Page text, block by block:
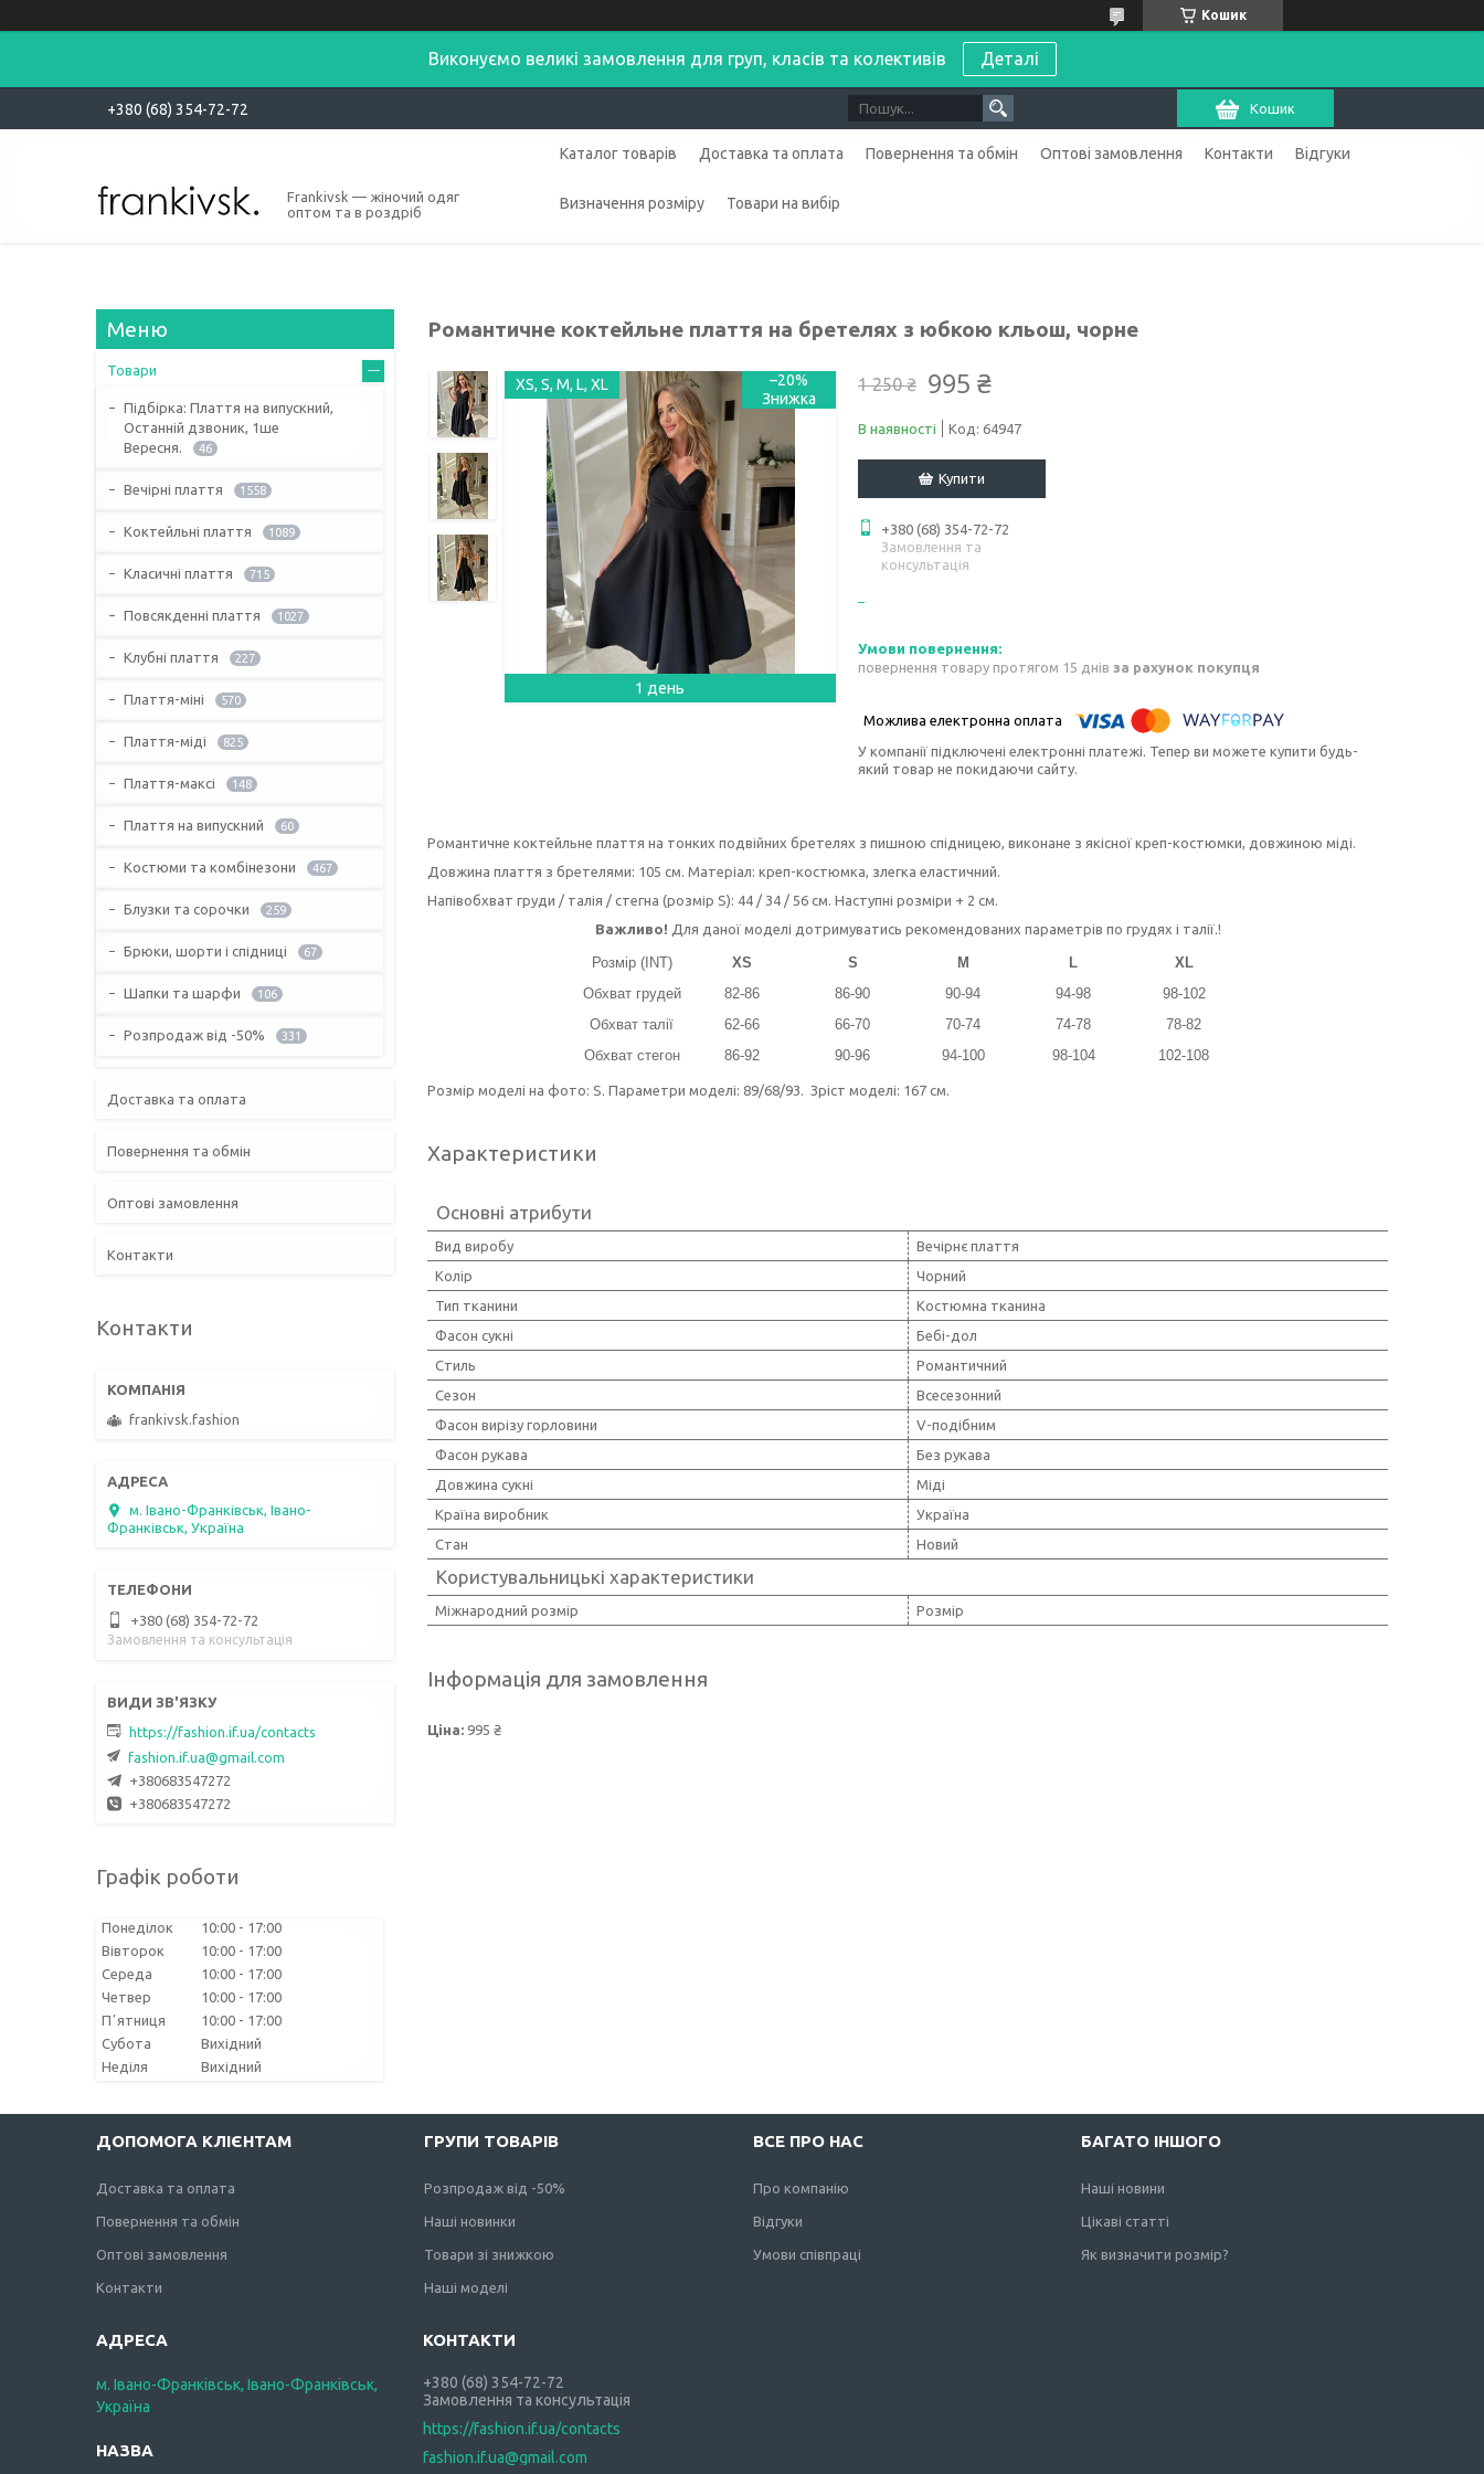
Кошик
Виконуємо великі замовлення для груп, класів та колективів Деталі
+380 (68) 354-72-72 Кошик
Frankivsk — жіночий одяг
оптом та в роздріб
Каталог товарів Доставка та оплата Повернення та обмін Оптові замовлення Контакти Відгуки
Визначення розміру Товари на вибір
Романтичне коктейльне плаття на бретелях з юбкою кльош, чорне
XS, S, M, L, XL –20%
1 день
1 250 ₴ 995 ₴
В наявності Код: 64947
Купити
+380 (68) 354-72-72
Замовлення та
консультація
повернення товару протягом 15 днів за рахунок покупця
У компанії підключені електронні платежі. Тепер ви можете купити будь-
який товар не покидаючи сайту.
Романтичне коктейльне плаття на тонких подвійних бретелях з пишною спідницею, виконане з якісної креп-костюмки, довжиною міді.
Довжина плаття з бретелями: 105 см. Матеріал: креп-костюмка, злегка еластичний.
Напівобхват груди / талія / стегна (розмір S): 44 / 34 / 56 см. Наступні розміри + 2 см.
Важливо! Для даної моделі дотримуватись рекомендованих параметрів по грудях і талії.!
Розмір (INT) XS S M L
XL
Обхват грудей
82-86 86-90 90-94 94-98
98-102
Обхват талії
62-66 66-70 70-74 74-78
78-82
Обхват стегон
86-92 90-96 94-100 98-104 102-108
Розмір моделі на фото: S. Параметри моделі: 89/68/93. Зріст моделі: 167 см.
Характеристики
Основні атрибути
Вид виробу
Вечірнє плаття
Колір
Чорний
Тип тканини
Костюмна тканина
Фасон сукні
Бебі-дол
Стиль
Романтичний
Сезон
Всесезонний
Фасон вирізу горловини
V-подібним
Фасон рукава
Без рукава
Довжина сукні
Міді
Країна виробник
Україна
Стан
Новий
Користувальницькі характеристики
Міжнародний розмір Розмір
Інформація для замовлення
Ціна: 995 ₴
Товари
Підбірка: Плаття на випускний,
Останній дзвоник, 1ше
Вересня.
46
Вечірні плаття 1558
Коктейльні плаття 1089
Класичні плаття 715
Повсякденні плаття 1027
Клубні плаття 227
Плаття-міні 570
Плаття-міді 825
Плаття-максі 148
Плаття на випускний 60
Костюми та комбінезони 467
Блузки та сорочки 259
Брюки, шорти і спідниці 67
Шапки та шарфи 106
Розпродаж від -50% 331
Доставка та оплата
Повернення та обмін
Оптові замовлення
Контакти
Контакти
frankivsk.fashion
м. Івано-Франківськ, Івано-
Франківськ, Україна
+380 (68) 354-72-72
Замовлення та консультація
https://fashion.if.ua/contacts
fashion.if.ua@gmail.com
+380683547272
+380683547272
Графік роботи
Понеділок 10:00
17:00
Вівторок
10:00
17:00
Середа
10:00
17:00
Четвер
10:00
17:00
Пʼятниця
10:00
17:00
Субота
Вихідний
Неділя
Вихідний
ДОПОМОГА КЛІЄНТАМ
Доставка та оплата
Повернення та обмін
Оптові замовлення
Контакти
ГРУПИ ТОВАРІВ
Розпродаж від -50%
Наші новинки
Товари зі знижкою
Наші моделі
ВСЕ ПРО НАС
Про компанію
Відгуки
Умови співпраці
БАГАТО ІНШОГО
Наші новини
Цікаві статті
Як визначити розмір?
м. Івано-Франківськ, Івано-Франківськ,
Україна
+380 (68) 354-72-72
Замовлення та консультація
https://fashion.if.ua/contacts
fashion.if.ua@gmail.com